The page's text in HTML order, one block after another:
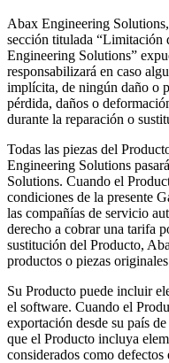
Abax Engineering
sección titulada “Limitación
Engineering Solutions”
responsabilizará en caso
implícita, de ningún daño o
pérdida, daños o
durante la reparación o
Todas las piezas del
Engineering Solutions
Solutions. Cuando el
condiciones de la presente
las compañías de servicio
derecho a cobrar una tarifa
sustitución del Producto,
productos o piezas
Su Producto puede incluir
el software. Cuando el
exportación desde su país
que el Producto incluya
considerados como